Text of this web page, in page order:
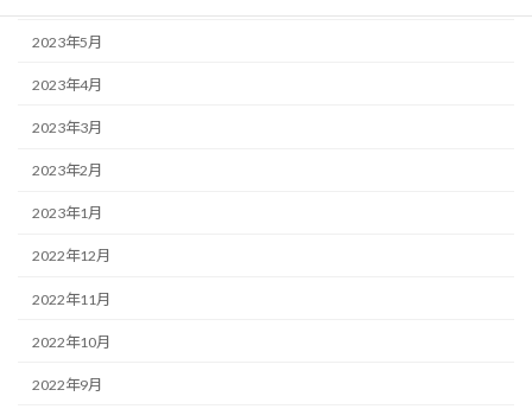
2023年5月
2023年4月
2023年3月
2023年2月
2023年1月
2022年12月
2022年11月
2022年10月
2022年9月